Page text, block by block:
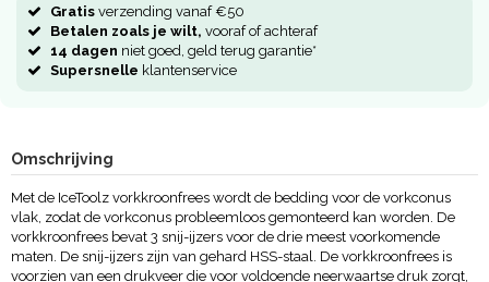
Gratis verzending vanaf €50
Betalen zoals je wilt, vooraf of achteraf
14 dagen niet goed, geld terug garantie*
Supersnelle klantenservice
Omschrijving
Met de IceToolz vorkkroonfrees wordt de bedding voor de vorkconus
vlak, zodat de vorkconus probleemloos gemonteerd kan worden. De
vorkkroonfrees bevat 3 snij-ijzers voor de drie meest voorkomende
maten. De snij-ijzers zijn van gehard HSS-staal. De vorkkroonfrees is
voorzien van een drukveer die voor voldoende neerwaartse druk zorgt,